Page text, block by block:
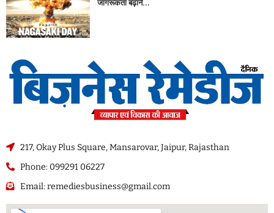
जागरूकता बढ़ाने...
217, Okay Plus Square, Mansarovar, Jaipur, Rajasthan
Phone: 099291 06227
Email: remediesbusiness@gmail.com